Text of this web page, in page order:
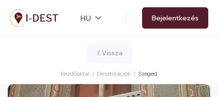
Ugrás
a
tartalomra
Bejelentkezés
Vissza
Kezdőoldal / Desztinációk / Szeged